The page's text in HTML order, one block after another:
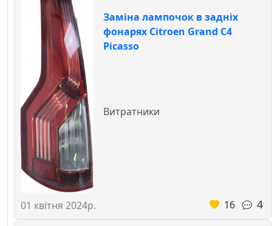
Заміна лампочок в задніх
фонарях Citroen Grand C4
Picasso
01 квітня 2024р.
Витратники
16 4